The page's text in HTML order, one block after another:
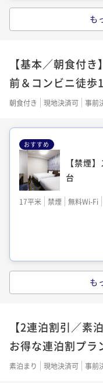
【禁煙
13平米 禁煙 無料Wi-Fi
【禁煙
エキスト
26平米 禁煙 無料Wi-Fi
も
【基本／朝食付
前＆コンビニ徒歩
朝食付き 現地決済可 事前
おすすめ
【禁煙
台
17平米 禁煙 無料Wi-Fi
【禁煙
13平米 禁煙 無料Wi-Fi
も
【2連泊割引／素
お得な連泊割プラ
素泊まり 現地決済可 事前